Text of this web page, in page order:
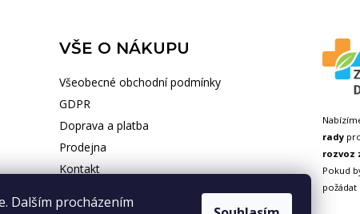
Dalším procházením
VŠE O NÁKUPU
Všeobecné obchodní podmínky
GDPR
Doprava a platba
Prodejna
Kontakt
rady
rozvoz
Pokud
požádat